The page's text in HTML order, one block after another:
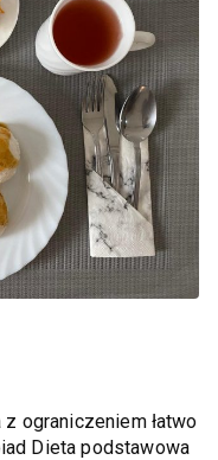
ograniczeniem łatwo
Dieta podstawowa